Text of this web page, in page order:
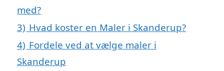
med?
3) Hvad koster en Maler i Skanderup?
4) Fordele ved at vælge maler i
Skanderup